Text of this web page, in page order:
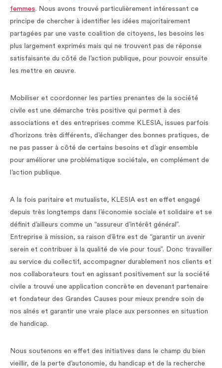
femmes. Nous avons trouvé particulièrement intéressant ce
principe de chercher à identifier les idées majoritairement
partagées par une vaste coalition de citoyens, les besoins les
plus largement exprimés mais qui ne trouvent pas de réponse
satisfaisante du côté de l’action publique, pour pouvoir ensuite
les mettre en œuvre.
Mobiliser et coordonner les parties prenantes de la société
civile est une démarche très positive qui permet à des
associations et des entreprises comme KLESIA, issues parfois
d’horizons très différents, d’échanger des bonnes pratiques, de
ne pas passer à côté de certains besoins et d’agir ensemble
pour améliorer une problématique sociétale, en complément de
l’action publique.
A la fois paritaire et mutualiste, KLESIA est en effet engagé
depuis très longtemps dans l’économie sociale et solidaire et se
définit d’ailleurs comme un “assureur d’intérêt général”.
Entreprise à mission, sa raison d’être est de “garantir un avenir
serein et contribuer à la qualité de vie pour tous”. Donc travailler
au service du collectif, accompagner durablement nos clients et
nos collaborateurs tout en agissant positivement sur la société
civile a trouvé une application concrète en devenant partenaire
et fondateur des Grandes Causes pour mieux prendre soin de
nos aînés et garantir une vraie place aux personnes en situation
de handicap.
Nous soutenons en effet des initiatives dans le champ du bien
vieillir, de la perte d’autonomie, du handicap et de la recherche